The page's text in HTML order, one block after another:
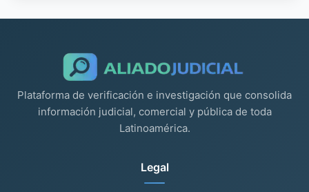
Plataforma de verificación e investigación que consolida
información judicial, comercial y pública de toda
Latinoamérica.
Legal